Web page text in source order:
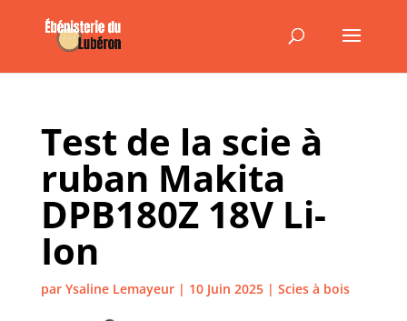
Test de la scie à
ruban Makita
DPB180Z 18V Li-
Ion
par Ysaline Lemayeur| 10 Juin 2025| Scies à bois